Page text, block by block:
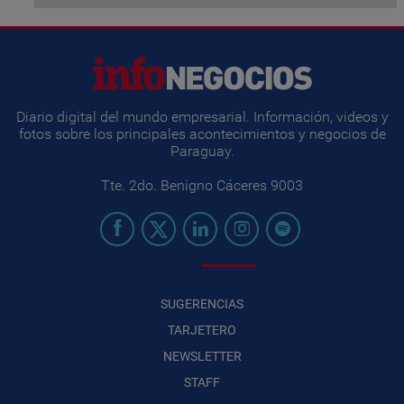
Diario digital del mundo empresarial. Información, videos y
fotos sobre los principales acontecimientos y negocios de
Paraguay.
Tte. 2do. Benigno Cáceres 9003
SUGERENCIAS
TARJETERO
NEWSLETTER
STAFF